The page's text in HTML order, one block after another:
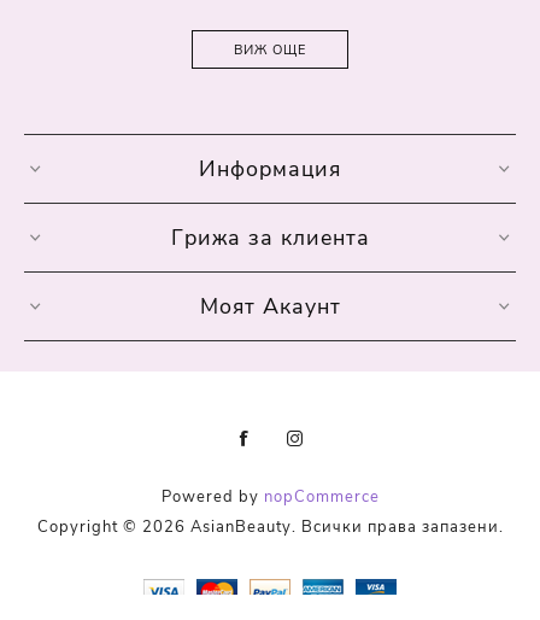
ВИЖ ОЩЕ
Информация
Грижа за клиента
Моят Акаунт
Powered by nopCommerce
Copyright © 2026 AsianBeauty. Всички права запазени.